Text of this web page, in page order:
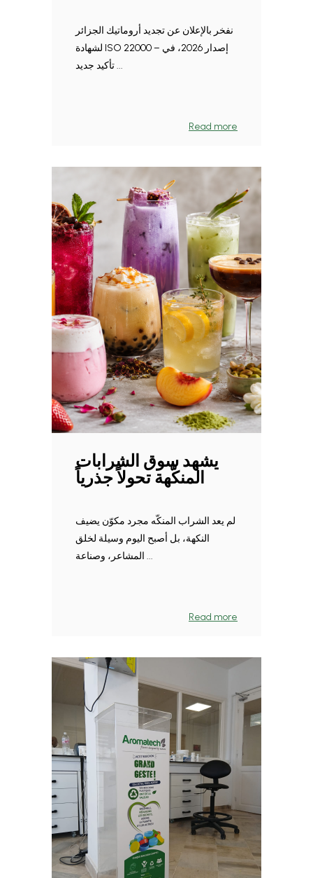
نفخر بالإعلان عن تجديد أروماتيك الجزائر
لشهادة ISO 22000 – إصدار 2026، في
تأكيد جديد ...
Read more
يشهد سوق الشرابات
المنكّهة تحولاً جذرياً
لم يعد الشراب المنكّه مجرد مكوّن يضيف
النكهة، بل أصبح اليوم وسيلة لخلق
المشاعر، وصناعة ...
Read more